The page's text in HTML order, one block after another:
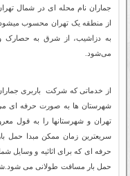
جماران نام محله ای در شمال
از منطقه یک تهران محسوب
به دزاشیب، از شرق به حصارک و
می‌شود.
از خدماتی که شرکت باربری جماران
شهرستان ها به صورت حرفه ای می
تهران و شهرستانها را به قول
سریعترین زمان ممکن مبدا حمل
حرفه ای که برای اثاثیه و وسایل
حمل بار مسافت طولانی می